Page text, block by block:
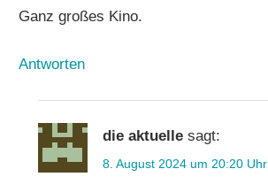
Ganz großes Kino.
Antworten
die aktuelle sagt:
8. August 2024 um 20:20 Uhr